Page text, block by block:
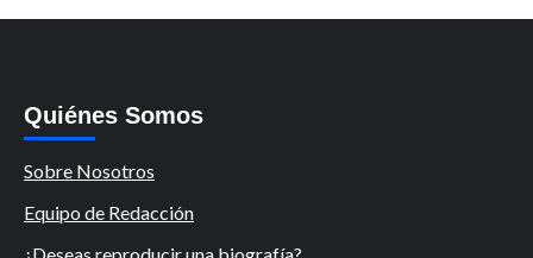
Quiénes Somos
Sobre Nosotros
Equipo de Redacción